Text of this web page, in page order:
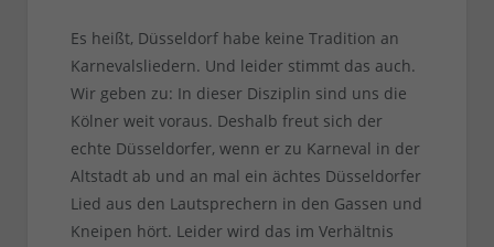
Es heißt, Düsseldorf habe keine Tradition an
Karnevalsliedern. Und leider stimmt das auch.
Wir geben zu: In dieser Disziplin sind uns die
Kölner weit voraus. Deshalb freut sich der
echte Düsseldorfer, wenn er zu Karneval in der
Altstadt ab und an mal ein ächtes Düsseldorfer
Lied aus den Lautsprechern in den Gassen und
Kneipen hört. Leider wird das im Verhältnis